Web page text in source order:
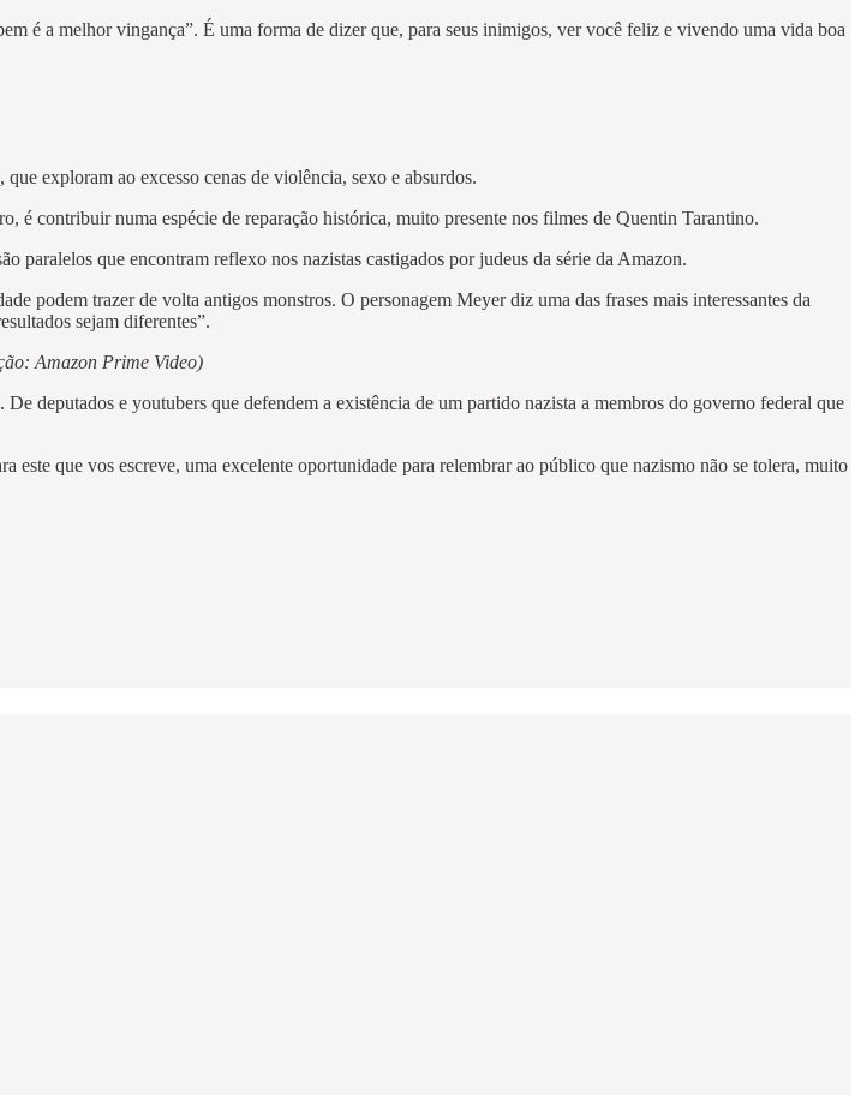
é a melhor vingança”. É uma forma de dizer que, para seus inimigos, ver você feliz e vivendo uma vida boa
exploram ao excesso cenas de violência, sexo e absurdos.
é contribuir numa espécie de reparação histórica, muito presente nos filmes de Quentin Tarantino.
paralelos que encontram reflexo nos nazistas castigados por judeus da série da Amazon.
podem trazer de volta antigos monstros. O personagem Meyer diz uma das frases mais interessantes da
sejam diferentes”.
Amazon Prime Video)
deputados e youtubers que defendem a existência de um partido nazista a membros do governo federal que
este que vos escreve, uma excelente oportunidade para relembrar ao público que nazismo não se tolera, muito